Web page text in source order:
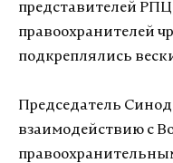
представителей
правоохранителей
подкреплялись
Председатель
взаимодействию с